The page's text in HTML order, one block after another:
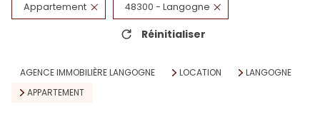
Appartement 48300 - Langogne
Réinitialiser
AGENCE IMMOBILIÈRE LANGOGNE LOCATION
LANGOGNE
APPARTEMENT